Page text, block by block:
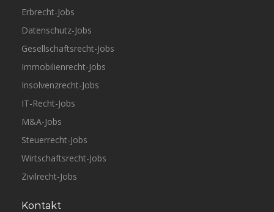
Erbrecht-Jobs
Datenschutz-Jobs
Gesellschaftsrecht-Jobs
Immobilienrecht-Jobs
Insolvenzrecht-Jobs
IT-Recht-Jobs
M&A-Jobs
Steuerrecht-Jobs
Wirtschaftsrecht-Jobs
Zivilrecht-Jobs
Kontakt